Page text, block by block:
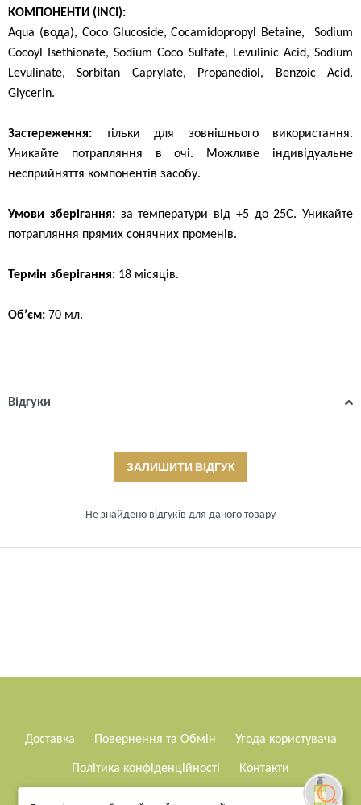
КОМПОНЕНТИ (INCI):
Aqua (вода), Coco Glucoside, Cocamidopropyl Betaine, Sodium
Cocoyl Isethionate, Sodium Coco Sulfate, Levulinic Acid, Sodium
Levulinate, Sorbitan Caprylate, Propanediol, Benzoic Acid,
Glycerin.
Застереження: тільки для зовнішнього використання.
Уникайте потрапляння в очі. Можливе індивідуальне
несприйняття компонентів засобу.
Умови зберігання:за температури від +5 до 25С. Уникайте
потрапляння прямих сонячних променів.
Термін зберігання: 18 місяців.
Об’єм: 70 мл.
Відгуки
ЗАЛИШИТИ ВІДГУК
Не знайдено відгуків для даного товару
Доставка Повернення та Обмін Угода користувача
Політика конфіденційності Контакти